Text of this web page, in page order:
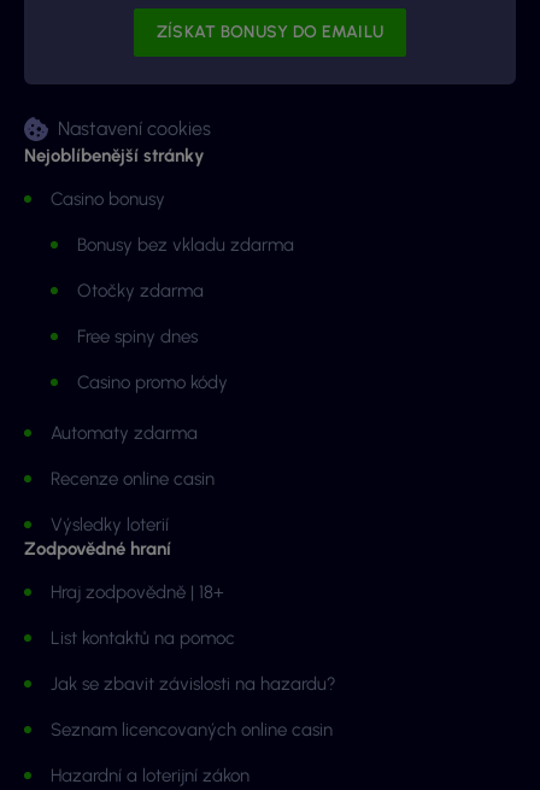
Nastavení cookies
Nejoblíbenější stránky
Casino bonusy
Bonusy bez vkladu zdarma
Otočky zdarma
Free spiny dnes
Casino promo kódy
Automaty zdarma
Recenze online casin
Výsledky loterií
Zodpovědné hraní
Hraj zodpovědně | 18+
List kontaktů na pomoc
Jak se zbavit závislosti na hazardu?
Seznam licencovaných online casin
Hazardní a loterijní zákon